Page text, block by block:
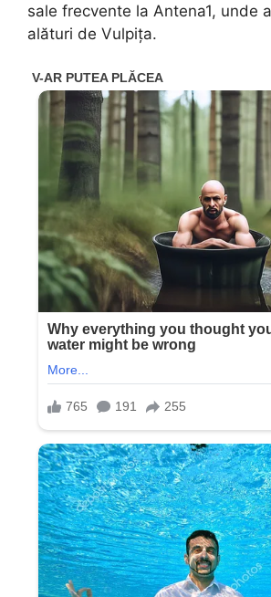
sale frecvente la Antena1, unde
alături de Vulpița.